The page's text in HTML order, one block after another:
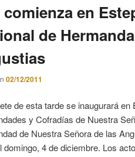
comienza en
de
02/12/2011
de esta tarde se inaugurará
y Cofradías de Nuestra
de Nuestra Señora de las
domingo, 4 de diciembre. Los